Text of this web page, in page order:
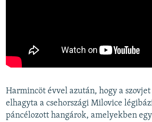
Harmincöt évvel azután, hogy a szovjet
elhagyta a csehországi Milovice
páncélozott hangárok, amelyekben